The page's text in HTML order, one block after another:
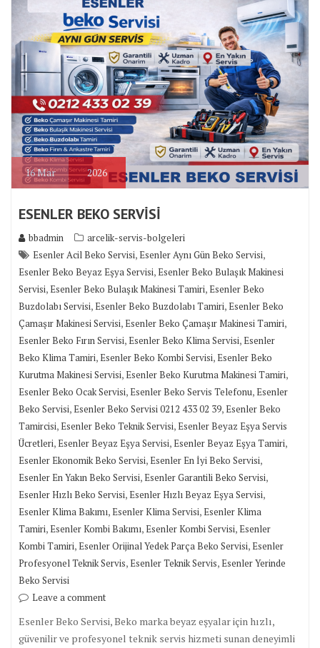
16Mar 2026
ESENLER BEKO SERVİSİ
bbadmin
arcelik-servis-bolgeleri
Esenler Acil Beko Servisi,Esenler Aynı Gün Beko Servisi,
Esenler Beko Beyaz Eşya Servisi,Esenler Beko Bulaşık Makinesi
Servisi,Esenler Beko Bulaşık Makinesi Tamiri,Esenler Beko
Buzdolabı Servisi,Esenler Beko Buzdolabı Tamiri,Esenler Beko
Çamaşır Makinesi Servisi,Esenler Beko Çamaşır Makinesi Tamiri,
Esenler Beko Fırın Servisi,Esenler Beko Klima Servisi,Esenler
Beko Klima Tamiri,Esenler Beko Kombi Servisi,Esenler Beko
Kurutma Makinesi Servisi,Esenler Beko Kurutma Makinesi Tamiri,
Esenler Beko Ocak Servisi,Esenler Beko Servis Telefonu,Esenler
Beko Servisi,Esenler Beko Servisi 0212 433 02 39,Esenler Beko
Tamircisi,Esenler Beko Teknik Servisi,Esenler Beyaz Eşya Servis
Ücretleri,Esenler Beyaz Eşya Servisi,Esenler Beyaz Eşya Tamiri,
Esenler Ekonomik Beko Servisi,Esenler En İyi Beko Servisi,
Esenler En Yakın Beko Servisi,Esenler Garantili Beko Servisi,
Esenler Hızlı Beko Servisi,Esenler Hızlı Beyaz Eşya Servisi,
Esenler Klima Bakımı,Esenler Klima Servisi,Esenler Klima
Tamiri,Esenler Kombi Bakımı,Esenler Kombi Servisi,Esenler
Kombi Tamiri,Esenler Orijinal Yedek Parça Beko Servisi,Esenler
Profesyonel Teknik Servis,Esenler Teknik Servis,Esenler Yerinde
Beko Servisi
Leave a comment
Esenler Beko Servisi, Beko marka beyaz eşyalar için hızlı,
güvenilir ve profesyonel teknik servis hizmeti sunan deneyimli